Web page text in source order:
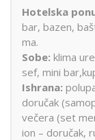
Hotelska
bar, bazen,
ma.
Sobe: klima
sef, mini
Ishrana:
doručak
večera (set
ion – doručak,